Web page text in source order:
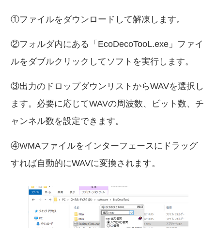
①ファイルをダウンロードして解凍します。
②フォルダ内にある「EcoDecoTooL.exe」ファイ
ルをダブルクリックしてソフトを実行します。
③出力のドロップダウンリストからWAVを選択し
ます。必要に応じてWAVの周波数、ビット数、チ
ャンネル数を設定できます。
④WMAファイルをインターフェースにドラッグ
すれば自動的にWAVに変換されます。